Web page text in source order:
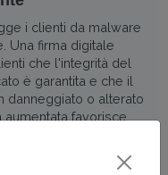
i clienti da malware
Una firma digitale
che l'integrità del
è garantita e che il
danneggiato o alterato
aumentata favorisce